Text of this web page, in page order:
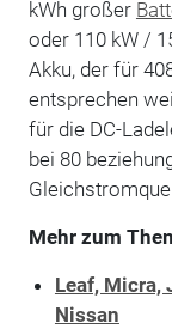
kWh großer
oder 110 kW /
Akku, der für
entsprechen
für die DC-
bei 80
Mehr zum
Leaf, Micra,
Nissan